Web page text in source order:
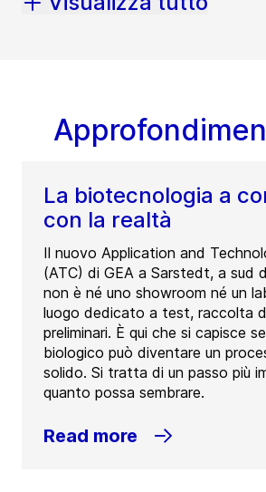
La biotecnologia a
con la realtà
Il nuovo Application and
(ATC) di GEA a Sarstedt, a sud
non è né uno showroom né un
luogo dedicato a test, raccolta
preliminari. È qui che si capisce
biologico può diventare un
solido. Si tratta di un passo più
quanto possa sembrare.
Read more